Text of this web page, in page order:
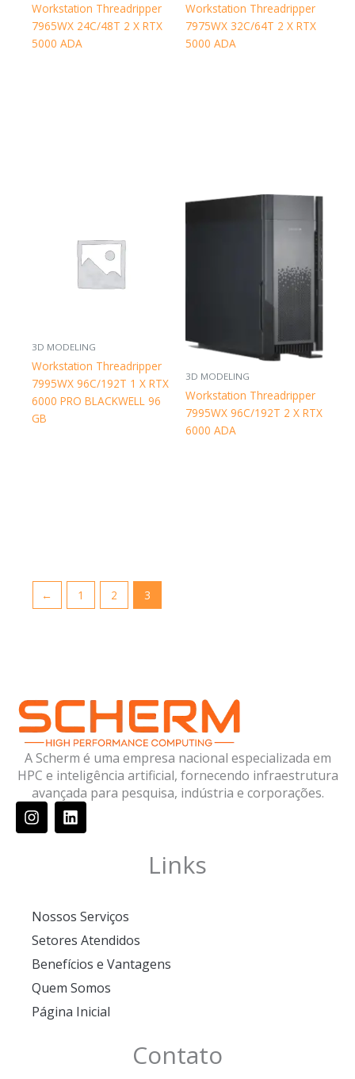
Workstation Threadripper
7965WX 24C/48T 2 X RTX
5000 ADA
Workstation Threadripper
7975WX 32C/64T 2 X RTX
5000 ADA
3D MODELING
Workstation Threadripper
7995WX 96C/192T 1 X RTX
6000 PRO BLACKWELL 96
GB
3D MODELING
Workstation Threadripper
7995WX 96C/192T 2 X RTX
6000 ADA
← 1 2 3
A Scherm é uma empresa nacional especializada em
HPC e inteligência artificial, fornecendo infraestrutura
avançada para pesquisa, indústria e corporações.
I
n
s
a
m
L
i
n
n
Links
Nossos Serviços
Setores Atendidos
Benefícios e Vantagens
Quem Somos
Página Inicial
Contato